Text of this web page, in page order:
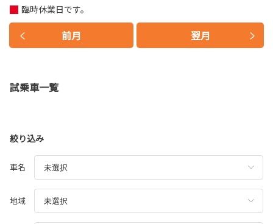
前月 翌月
臨時休業日です。
試乗車一覧
絞り込み
車名
地域